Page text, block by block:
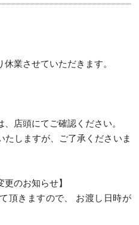
業させていただきます。
頭にてご確認ください。
しますが、ご了承くださいま
更のお知らせ】
頂きますので、 お渡し日時が